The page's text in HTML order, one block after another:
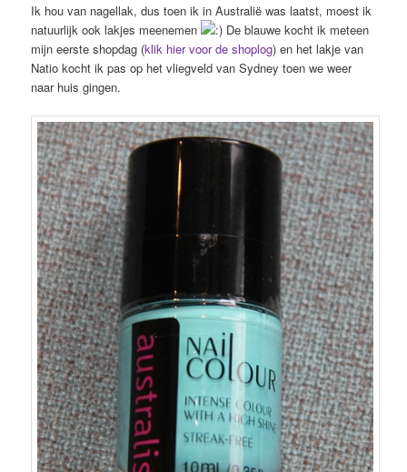
Ik hou van nagellak, dus toen ik in Australië was laatst, moest ik
natuurlijk ook lakjes meenemen
De blauwe kocht ik meteen
mijn eerste shopdag (klik hier voor de shoplog) en het lakje van
Natio kocht ik pas op het vliegveld van Sydney toen we weer
naar huis gingen.